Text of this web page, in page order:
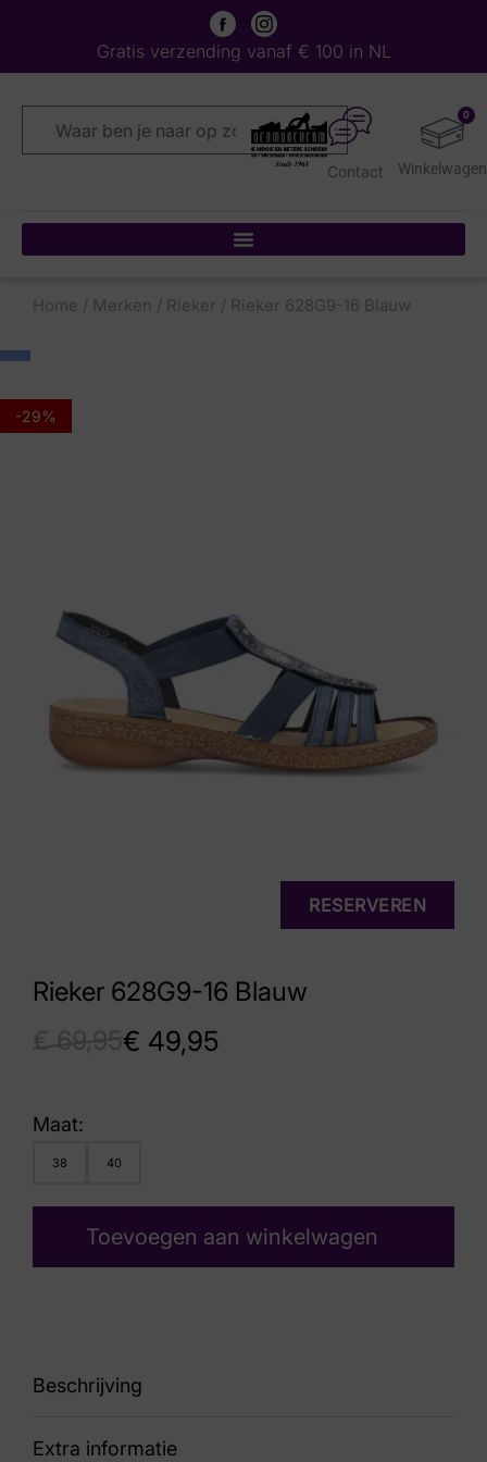
Gratis verzending vanaf € 100 in NL
0
Contact
Home / Merken / Rieker / Rieker 628G9-16 Blauw
-29%
Rieker 628G9-16 Blauw
€ 49,95
RESERVEREN
Maat:
38 40
Toevoegen aan winkelwagen
Beschrijving
628G9-16
Extra informatie